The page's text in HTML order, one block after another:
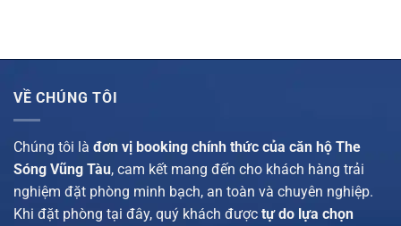
VỀ CHÚNG TÔI
Chúng tôi là đơn vị booking chính thức của căn hộ The
Sóng Vũng Tàu, cam kết mang đến cho khách hàng trải
nghiệm đặt phòng minh bạch, an toàn và chuyên nghiệp.
Khi đặt phòng tại đây, quý khách được tự do lựa chọn